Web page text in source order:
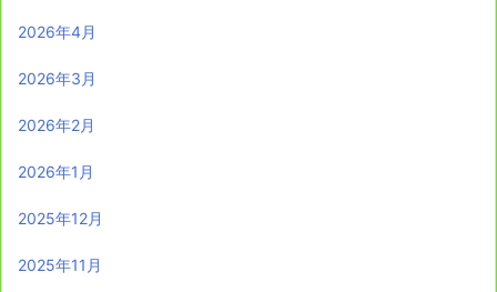
2026年4月
2026年3月
2026年2月
2026年1月
2025年12月
2025年11月